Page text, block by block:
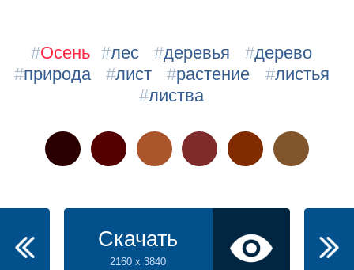
#Осень #лес #деревья #дерево
#природа #лист #растение #листья
#листва
Скачать
2160 x 3840